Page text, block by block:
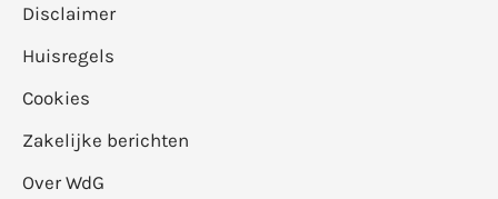
Disclaimer
Huisregels
Cookies
Zakelijke berichten
Over WdG